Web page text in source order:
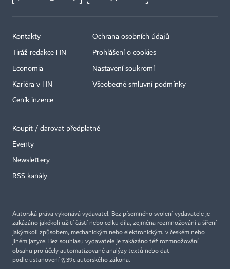
Kontakty
Tiráž redakce HN
Economia
Kariéra v HN
Ceník inzerce
Ochrana osobních údajů
Prohlášení o cookies
Nastavení soukromí
Všeobecné smluvní podmínky
Koupit / darovat předplatné
Eventy
Newslettery
RSS kanály
Autorská práva vykonává vydavatel. Bez písemného svolení vydavatele je
zakázáno jakékoli užití částí nebo celku díla, zejména rozmnožování a šíření
jakýmkoli způsobem, mechanickým nebo elektronickým, v českém nebo
jiném jazyce. Bez souhlasu vydavatele je zakázáno též rozmnožování
obsahu pro účely automatizované analýzy textů nebo dat
podle ustanovení § 39c autorského zákona.